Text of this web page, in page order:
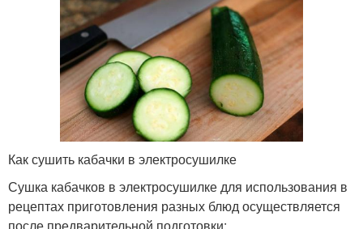
Как сушить кабачки в электросушилке
Сушка кабачков в электросушилке для использования в
рецептах приготовления разных блюд осуществляется
после предварительной подготовки: